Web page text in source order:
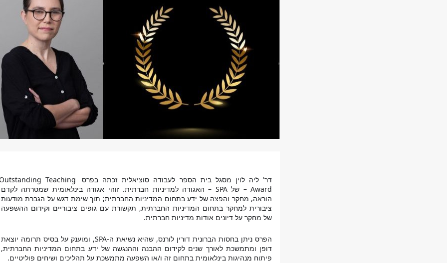
דר' ליה לוין מסגל בית הספר לעבודה סוציאלית זכתה בפרס Outstanding Teaching
של מחקר על דיונים אודות מדיניות חברתית.
פיתוח מנהיגות בינלאומית בתחום זה ו/או השפעה מתמשכת על תהליכים ושיחים פוליטיים.